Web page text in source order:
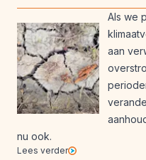
Als we
aan
nu ook.
Lees verder